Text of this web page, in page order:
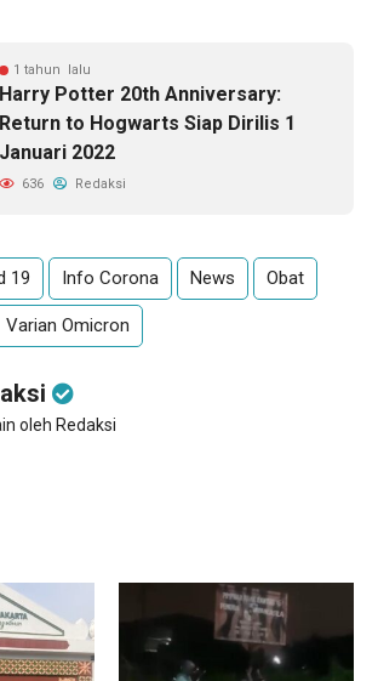
1 tahun lalu
Harry Potter 20th Anniversary:
Return to Hogwarts Siap Dirilis 1
Januari 2022
636 Redaksi
19 Info Corona News Obat
Varian Omicron
oleh Redaksi